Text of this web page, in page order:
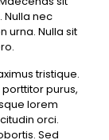
Nulla nec
urna. Nulla sit
tristique.
purus,
lorem
orci.
Sed